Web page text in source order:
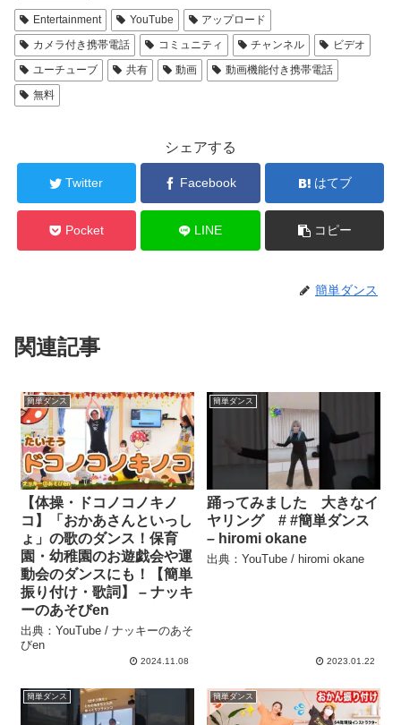
Entertainment YouTube
アップロード
カメラ付き携帯電話
コミュニティ チャンネル
ビデオ
ユーチューブ
共有 動画
動画機能付き携帯電話
無料
シェアする
Twitter Facebook はてブ
Pocket LINE コピー
簡単ダンス
関連記事
簡単ダンス
【体操・ドコノコノキノ
コ】「おかあさんといっし
ょ」の歌のダンス！保育
園・幼稚園のお遊戯会や運
動会のダンスにも！【簡単
振り付け・歌詞】 – ナッキ
ーのあそびen
出典：YouTube / ナッキーのあそ
びen
2024.11.08
簡単ダンス
踊ってみました 大きなイ
ヤリング # #簡単ダンス
– hiromi okane
出典：YouTube / hiromi okane
2023.01.22
簡単ダンス 簡単ダンス